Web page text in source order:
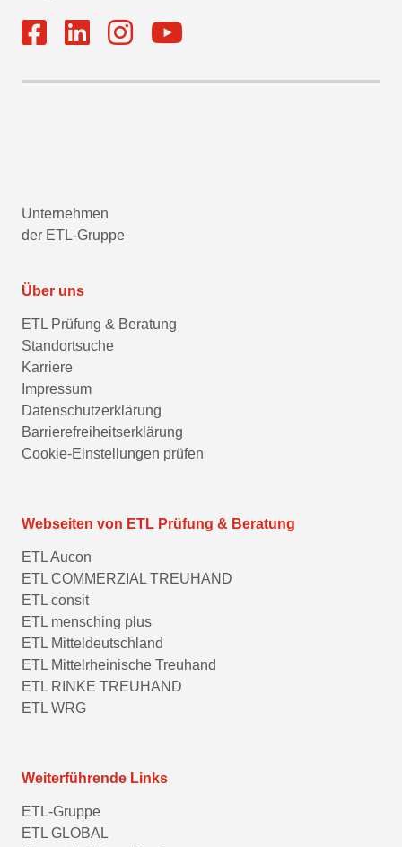
Unternehmen
der ETL-Gruppe
Über uns
ETL Prüfung & Beratung
Standortsuche
Karriere
Impressum
Datenschutzerklärung
Barrierefreiheitserklärung
Cookie-Einstellungen prüfen
Webseiten von ETL Prüfung & Beratung
ETL Aucon
ETL COMMERZIAL TREUHAND
ETL consit
ETL mensching plus
ETL Mitteldeutschland
ETL Mittelrheinische Treuhand
ETL RINKE TREUHAND
ETL WRG
Weiterführende Links
ETL-Gruppe
ETL GLOBAL